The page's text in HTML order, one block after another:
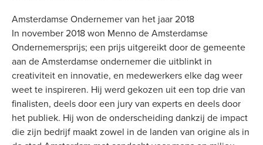
Amsterdamse Ondernemer van het jaar 2018
In november 2018 won Menno de Amsterdamse
Ondernemersprijs; een prijs uitgereikt door de gemeente
aan de Amsterdamse ondernemer die uitblinkt in
creativiteit en innovatie, en medewerkers elke dag weer
weet te inspireren. Hij werd gekozen uit een top drie van
finalisten, deels door een jury van experts en deels door
het publiek. Hij won de onderscheiding dankzij de impact
die zijn bedrijf maakt zowel in de landen van origine als in